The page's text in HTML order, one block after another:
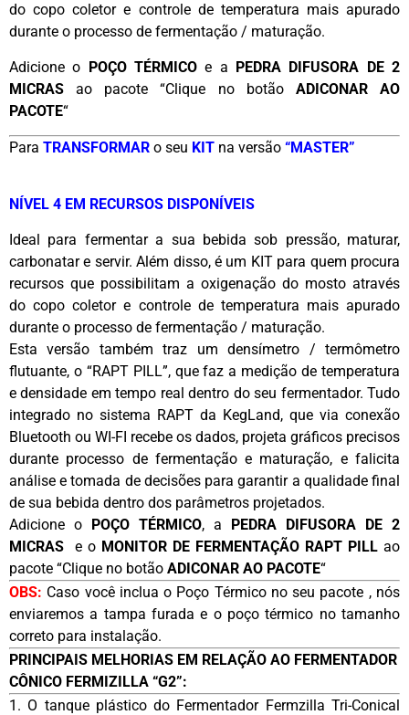
do copo coletor e controle de temperatura mais apurado
durante o processo de fermentação / maturação.
Adicione o POÇO TÉRMICO e a PEDRA DIFUSORA DE 2
MICRAS ao pacote “Clique no botão
ADICONAR AO
PACOTE“
Para TRANSFORMAR o seu KIT na versão “MASTER”
NÍVEL 4 EM RECURSOS DISPONÍVEIS
Ideal para fermentar a sua bebida sob pressão, maturar,
carbonatar e servir. Além disso, é um KIT para quem procura
recursos que possibilitam a oxigenação do mosto através
do copo coletor e controle de temperatura mais apurado
durante o processo de fermentação / maturação.
Esta versão também traz um densímetro / termômetro
flutuante, o “RAPT PILL”, que faz a medição de temperatura
e densidade em tempo real dentro do seu fermentador. Tudo
integrado no sistema RAPT da KegLand, que via conexão
Bluetooth ou WI-FI recebe os dados, projeta gráficos precisos
durante processo de fermentação e maturação, e falicita
análise e tomada de decisões para garantir a qualidade final
de sua bebida dentro dos parâmetros projetados.
Adicione o POÇO TÉRMICO, a PEDRA DIFUSORA DE 2
MICRAS e o MONITOR DE FERMENTAÇÃO RAPT PILL ao
pacote “Clique no botão ADICONAR AO PACOTE“
OBS: Caso você inclua o Poço Térmico no seu pacote , nós
enviaremos a tampa furada e o poço térmico no tamanho
correto para instalação.
PRINCIPAIS MELHORIAS EM RELAÇÃO AO FERMENTADOR
CÔNICO FERMIZILLA “G2”:
1. O tanque plástico do Fermentador Fermzilla Tri-Conical